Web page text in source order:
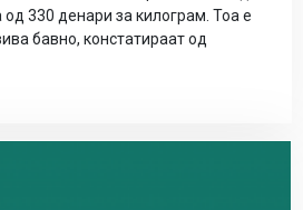
од 330 денари за килограм. Тоа е
бавно, констатираат од